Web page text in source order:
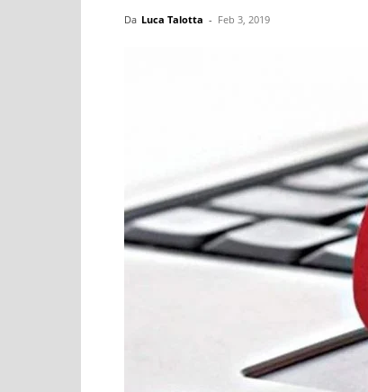
Da Luca Talotta - Feb 3, 2019